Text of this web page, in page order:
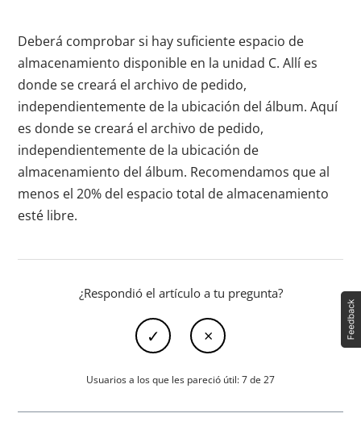
Deberá comprobar si hay suficiente espacio de
almacenamiento disponible en la unidad C. Allí es
donde se creará el archivo de pedido,
independientemente de la ubicación del álbum. Aquí
es donde se creará el archivo de pedido,
independientemente de la ubicación de
almacenamiento del álbum. Recomendamos que al
menos el 20% del espacio total de almacenamiento
esté libre.
¿Respondió el artículo a tu pregunta?
Usuarios a los que les pareció útil: 7 de 27